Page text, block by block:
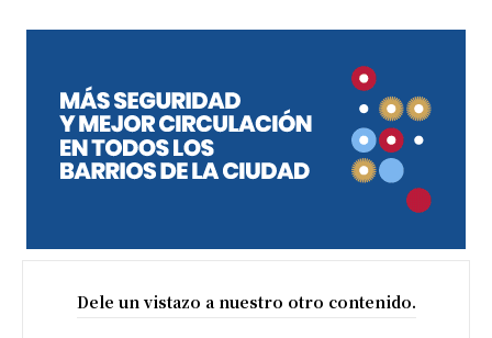
Dele un vistazo a nuestro otro contenido.